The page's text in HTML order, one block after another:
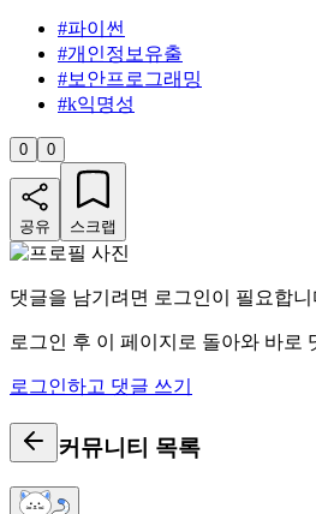
#파이썬
#개인정보유출
#보안프로그래밍
#k익명성
0 0
공유 스크랩
댓글을 남기려면 로그인이 필요합니
로그인 후 이 페이지로 돌아와 바로
로그인하고 댓글 쓰기
커뮤니티 목록